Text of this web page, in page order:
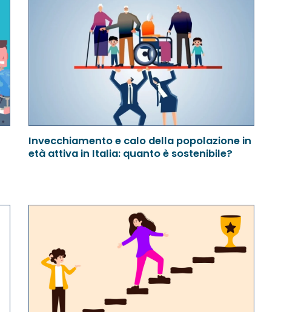
Invecchiamento e calo della popolazione in
età attiva in Italia: quanto è sostenibile?